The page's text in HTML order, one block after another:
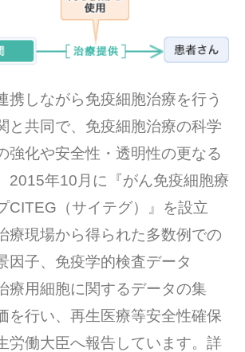
携しながら免疫細胞治療を行う
と共同で、免疫細胞治療の科学
強化や安全性・透明性の更なる
2015年10月に『がん免疫細胞療
CITEG（サイテグ）』を設立
療現場から得られた多数例での
因子、免疫学的検査データ
療用細胞に関するデータの集
を行い、再生医療等安全性確保
労働大臣へ報告しています。詳